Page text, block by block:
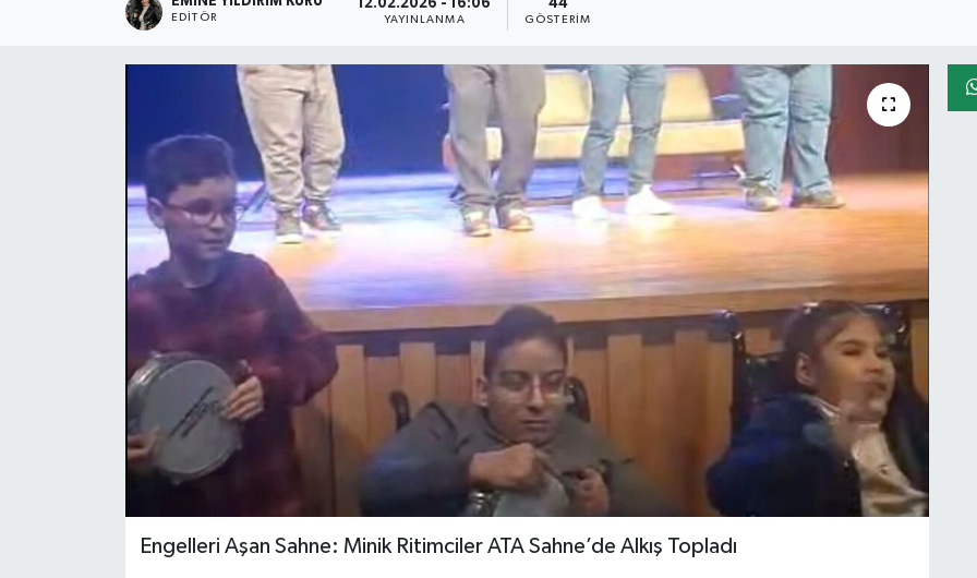
EDITÖR
12.02.2026 - 16:06
YAYINLANMA
44
GÖSTERIM
Engelleri Aşan Sahne: Minik Ritimciler ATA Sahne’de Alkış Topladı
İletişim